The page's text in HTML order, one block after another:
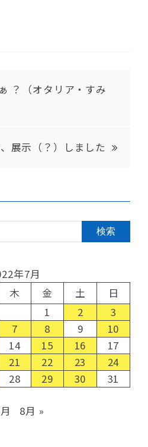
？（オタリア・すみ
展示（？）しました
年7月
木 金 土
日
1
2
3
7 8 9
10
14 15 16
17
21 22 23
24
28 29 30 31
8月 »